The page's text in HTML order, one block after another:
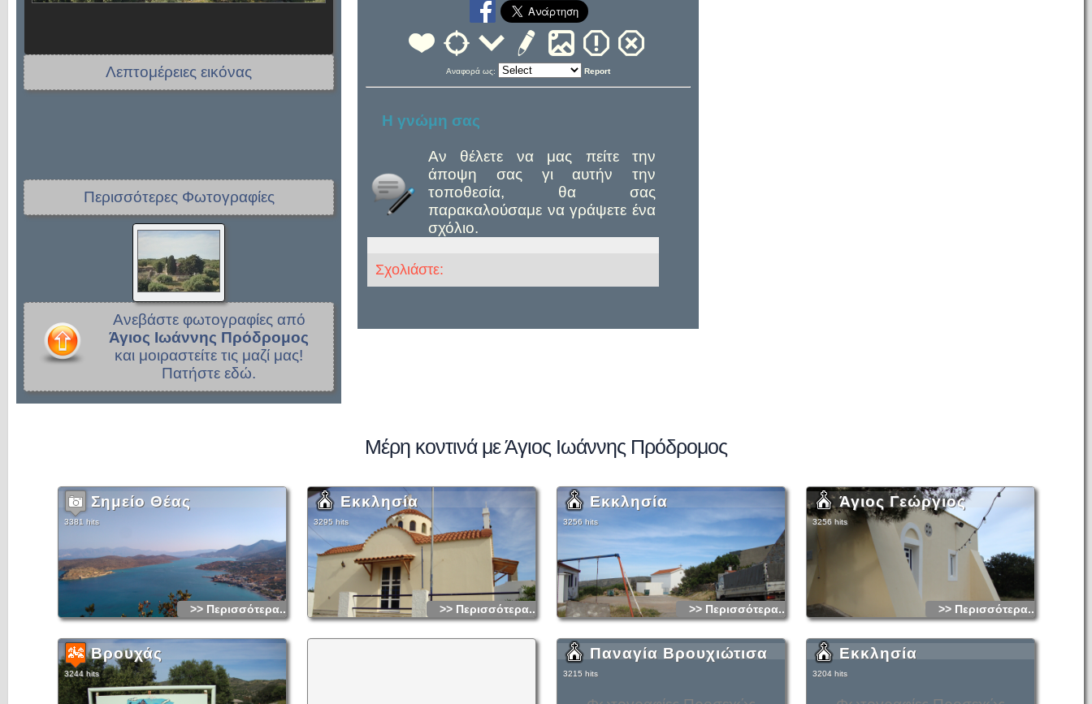
Λεπτομέρειες εικόνας
Περισσότερες Φωτογραφίες
Ανεβάστε φωτογραφίες από
Άγιος Ιωάννης Πρόδρομος
και μοιραστείτε τις μαζί μας!
Πατήστε εδώ.
Αναφορά ως: Report
Η γνώμη σας
Αν θέλετε να μας πείτε την
άποψη σας γι αυτήν την
τοποθεσία, θα σας
παρακαλούσαμε να γράψετε ένα
σχόλιο.
Σχολιάστε:
Μέρη κοντινά με Άγιος Ιωάννης Πρόδρομος
Σημείο Θέας
3381 hits
>> Περισσότερα...
Εκκλησία
3295 hits
>> Περισσότερα...
Εκκλησία
3256 hits
>> Περισσότερα...
Άγιος Γεώργιος
3256 hits
>> Περισσότερα...
Βρουχάς
3244 hits
Παναγία Βρουχιώτισα
3215 hits
Εκκλησία
3204 hits